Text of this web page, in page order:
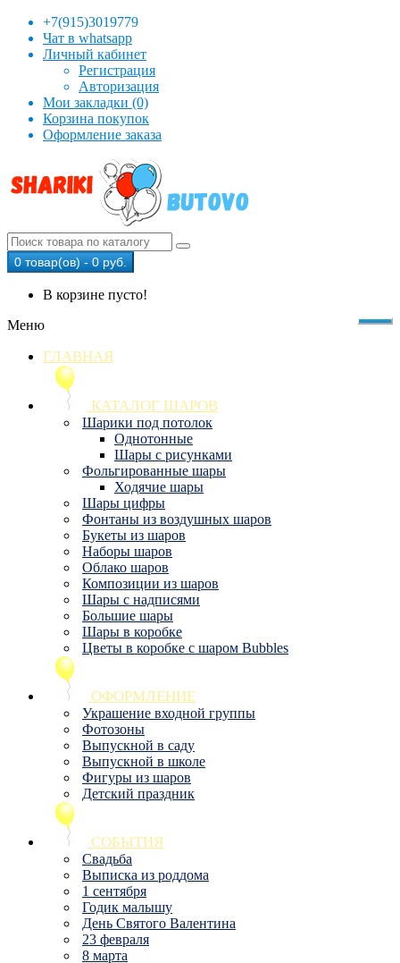
+7(915)3019779
Чат в whatsapp
Личный кабинет
Регистрация
Авторизация
Мои закладки (0)
Корзина покупок
Оформление заказа
0 товар(ов) - 0 руб.
В корзине пусто!
Меню
ГЛАВНАЯ
КАТАЛОГ ШАРОВ
Шарики под потолок
Однотонные
Шары с рисунками
Фольгированные шары
Ходячие шары
Шары цифры
Фонтаны из воздушных шаров
Букеты из шаров
Наборы шаров
Облако шаров
Композиции из шаров
Шары с надписями
Большие шары
Шары в коробке
Цветы в коробке с шаром Bubbles
ОФОРМЛЕНИЕ
Украшение входной группы
Фотозоны
Выпускной в саду
Выпускной в школе
Фигуры из шаров
Детский праздник
СОБЫТИЯ
Свадьба
Выписка из роддома
1 сентября
Годик малышу
День Святого Валентина
23 февраля
8 марта